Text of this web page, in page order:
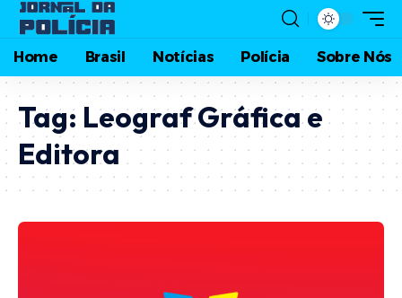
Home Brasil Notícias Polícia Sobre Nós
Tag: Leograf Gráfica e
Editora